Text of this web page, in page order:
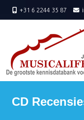
+31 6 2244 35 87
CD